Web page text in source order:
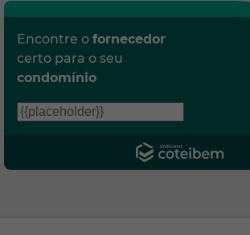
Encontre o fornecedor
certo para o seu
condomínio